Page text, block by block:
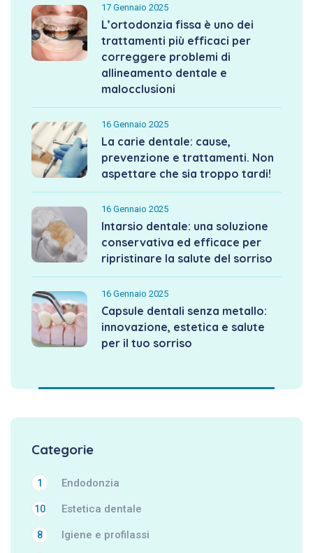
17 Gennaio 2025
L’ortodonzia fissa è uno dei
trattamenti più efficaci per
correggere problemi di
allineamento dentale e
malocclusioni
16 Gennaio 2025
La carie dentale: cause,
prevenzione e trattamenti. Non
aspettare che sia troppo tardi!
16 Gennaio 2025
Intarsio dentale: una soluzione
conservativa ed efficace per
ripristinare la salute del sorriso
16 Gennaio 2025
Capsule dentali senza metallo:
innovazione, estetica e salute
per il tuo sorriso
Categorie
Endodonzia
1
Estetica dentale
10
Igiene e profilassi
8